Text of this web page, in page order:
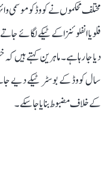
مختلف محکموں نے کووڈ کو
فلو یا انفلوئنزا کے ٹیکے لگائے
سال کووڈ کے بوسٹر ٹیکے دیے
کے خلاف مضبوط بنایا جا سکے۔